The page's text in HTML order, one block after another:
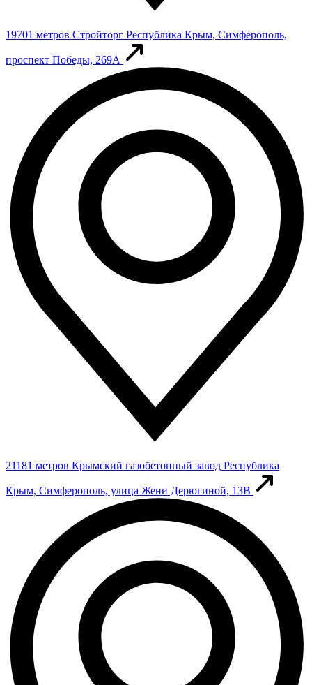
19701 метров Стройторг Республика Крым, Симферополь,
проспект Победы, 269А
21181 метров Крымский газобетонный завод Республика
Крым, Симферополь, улица Жени Дерюгиной, 13В